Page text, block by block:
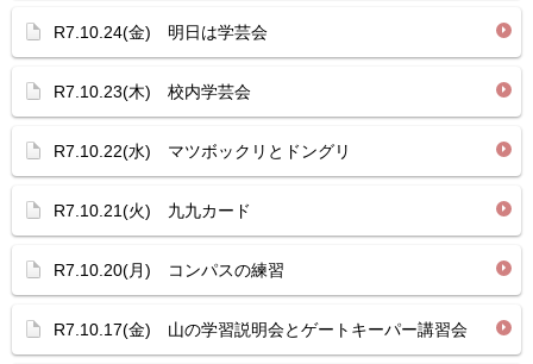
R7.10.24(金) 明日は学芸会
R7.10.23(木) 校内学芸会
R7.10.22(水) マツボックリとドングリ
R7.10.21(火) 九九カード
R7.10.20(月) コンパスの練習
R7.10.17(金) 山の学習説明会とゲートキーパー講習会